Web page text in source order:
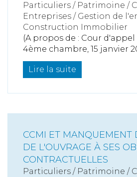
Particuliers / Patrimoine /
Entreprises / Gestion de
Construction Immobilier
(A propos de : Cour d'appel
4ème chambre, 15 janvier
Lire la suite
CCMI ET MANQUEMENT
DE L'OUVRAGE À SES
CONTRACTUELLES
Particuliers / Patrimoine /